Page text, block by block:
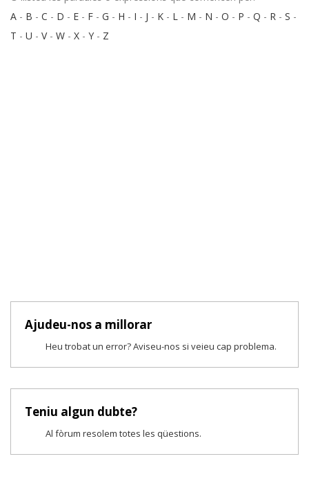
A - B - C - D - E - F - G - H - I - J - K - L - M - N - O - P - Q - R - S -
T - U - V- W - X - Y - Z
Ajudeu-nos a millorar
Heu trobat un error? Aviseu-nos si veieu cap problema.
Teniu algun dubte?
Al fòrum resolem totes les qüestions.